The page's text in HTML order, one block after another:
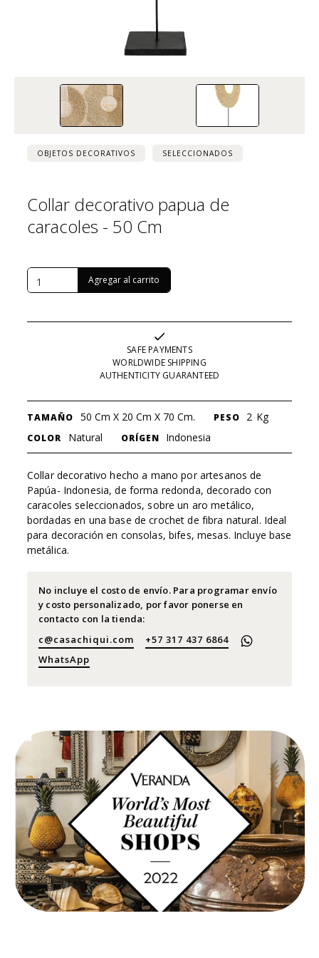
OBJETOS DECORATIVOS SELECCIONADOS
Collar decorativo papua de
caracoles - 50 Cm
SAFE PAYMENTS
WORLDWIDE SHIPPING
AUTHENTICITY GUARANTEED
TAMAÑO 50 Cm X 20 Cm X 70 Cm. PESO 2 Kg
COLOR Natural ORÍGEN Indonesia
Collar decorativo hecho a mano por artesanos de
Papúa- Indonesia, de forma redonda, decorado con
caracoles seleccionados, sobre un aro metálico,
bordadas en una base de crochet de fibra natural. Ideal
para decoración en consolas, bifes, mesas. Incluye base
metálica.
No incluye el costo de envío. Para programar envío
y costo personalizado, por favor ponerse en
contacto con la tienda:
c@casachiqui.com
+57 317 437 6864
WhatsApp